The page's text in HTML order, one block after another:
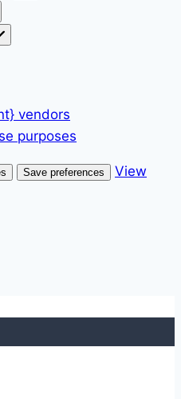
vendors
purposes
Save preferences
View